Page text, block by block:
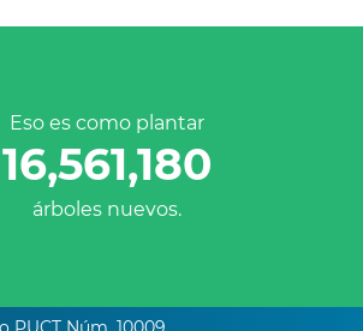
Eso es como plantar
16,561,180
árboles nuevos.